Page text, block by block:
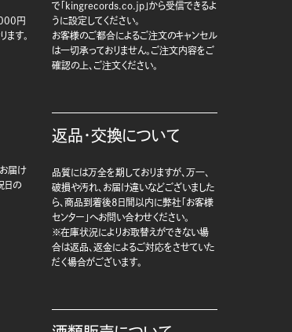
円
ます。
届け
日の
で「kingrecords.co.jp」から受信できるよ
うに設定してください。
お客様のご都合によるご注文のキャンセル
は一切承っておりません。ご注文内容をご
確認の上、ご注文ください。
返品・交換について
品質には万全を期しておりますが、万一、
破損や汚れ、お届け違いなどございました
ら、商品到着後8日間以内に弊社「お客様
センター」へお問い合わせください。
※在庫状況によりお取替えができない場
合は返品、返金によるご対応をさせていた
だく場合がございます。